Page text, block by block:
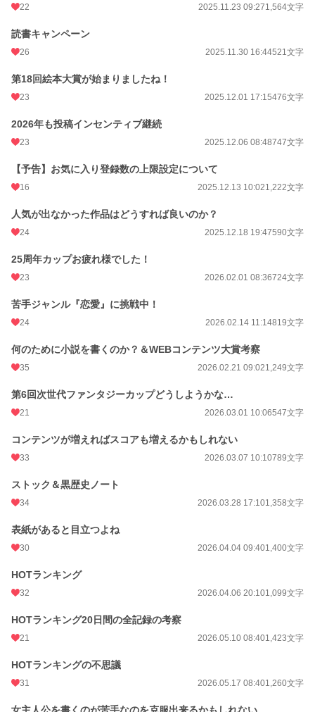
22 2025.11.23 09:271,564文字
読書キャンペーン
26 2025.11.30 16:44521文字
第18回絵本大賞が始まりましたね！
23 2025.12.01 17:15476文字
2026年も投稿インセンティブ継続
23 2025.12.06 08:48747文字
【予告】お気に入り登録数の上限設定について
16 2025.12.13 10:021,222文字
人気が出なかった作品はどうすれば良いのか？
24 2025.12.18 19:47590文字
25周年カップお疲れ様でした！
23 2026.02.01 08:36724文字
苦手ジャンル『恋愛』に挑戦中！
24 2026.02.14 11:14819文字
何のために小説を書くのか？＆WEBコンテンツ大賞考察
35 2026.02.21 09:021,249文字
第6回次世代ファンタジーカップどうしようかな…
21 2026.03.01 10:06547文字
コンテンツが増えればスコアも増えるかもしれない
33 2026.03.07 10:10789文字
ストック＆黒歴史ノート
34 2026.03.28 17:101,358文字
表紙があると目立つよね
30 2026.04.04 09:401,400文字
HOTランキング
32 2026.04.06 20:101,099文字
HOTランキング20日間の全記録の考察
21 2026.05.10 08:401,423文字
HOTランキングの不思議
31 2026.05.17 08:401,260文字